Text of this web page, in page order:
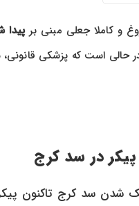
و کاملا جعلی مبنی بر
است که پزشکی قانونی،
در سد کرج